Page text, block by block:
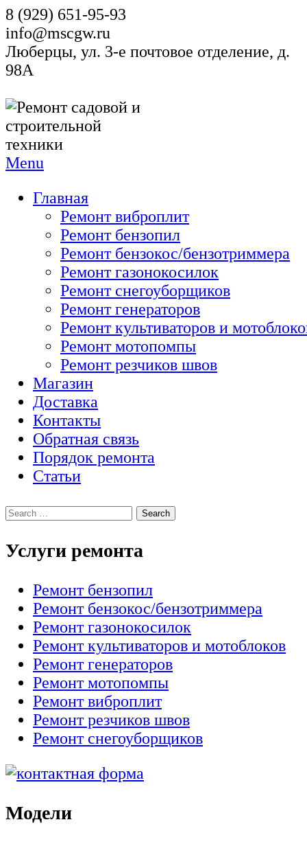
8 (929) 651-95-93
info@mscgw.ru
Люберцы, ул. 3-е почтовое отделение, д.
98А
Menu
Главная
Ремонт виброплит
Ремонт бензопил
Ремонт бензокос/бензотриммера
Ремонт газонокосилок
Ремонт снегоуборщиков
Ремонт генераторов
Ремонт культиваторов и
Ремонт мотопомпы
Ремонт резчиков швов
Магазин
Доставка
Контакты
Обратная связь
Порядок ремонта
Статьи
Услуги ремонта
Ремонт бензопил
Ремонт бензокос/бензотриммера
Ремонт газонокосилок
Ремонт культиваторов и мотоблоков
Ремонт генераторов
Ремонт мотопомпы
Ремонт виброплит
Ремонт резчиков швов
Ремонт снегоуборщиков
Модели